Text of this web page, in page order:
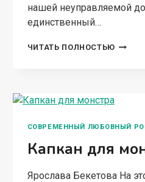
нашей неуправляемой
единственный…
ЧИТАТЬ ПОЛНОСТЬЮ
СОВРЕМЕННЫЙ ЛЮБОВНЫЙ
Капкан для
Ярослава Бекетова На